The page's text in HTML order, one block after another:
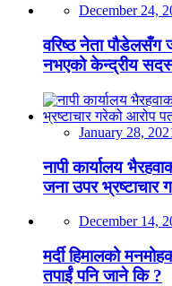
December 24,
वरिष्ठ नेता पौडेलसँग
नभएको केन्द्रीय
January 28,
नापी कार्यालय
जना उपर भ्रष्टाचार
December 14,
मर्दी हिमालको
तपाईं पनि जाने कि ?